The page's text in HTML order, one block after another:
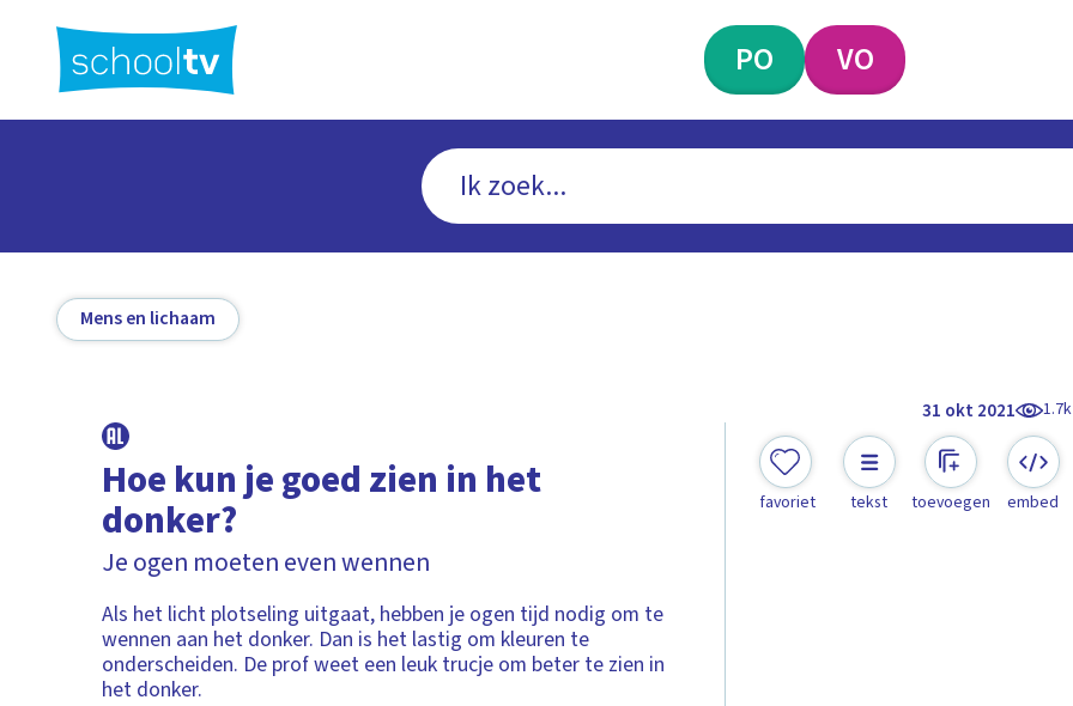
hoofdinhoud
PO VO
Mens en lichaam
31 okt 2021 1.7k
Hoe kun je goed zien in het
donker?
Je ogen moeten even wennen
Als het licht plotseling uitgaat, hebben je ogen tijd nodig om te
wennen aan het donker. Dan is het lastig om kleuren te
onderscheiden. De prof weet een leuk trucje om beter te zien in
het donker.
favoriet tekst toevoegen embed